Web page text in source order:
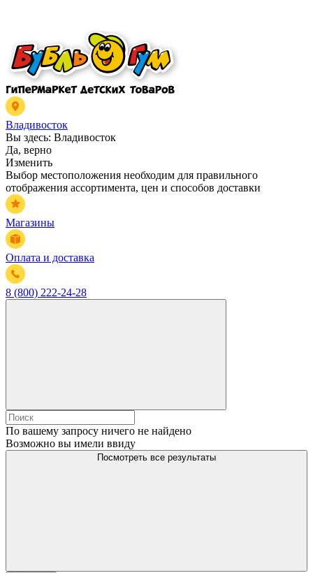
Владивосток
Вы здесь: Владивосток
Да, верно
Изменить
Выбор местоположения необходим для правильного
отображения ассортимента, цен и способов доставки
Магазины
Оплата и доставка
8 (800) 222-24-28
По вашему запросу ничего не найдено
Возможно вы имели ввиду
Посмотреть все результаты